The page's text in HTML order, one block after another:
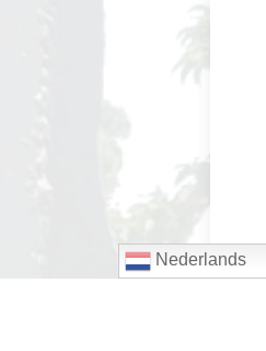
Nederlands